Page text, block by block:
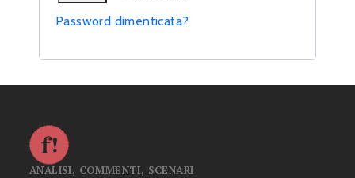
Password dimenticata?
ANALISI, COMMENTI, SCENARI